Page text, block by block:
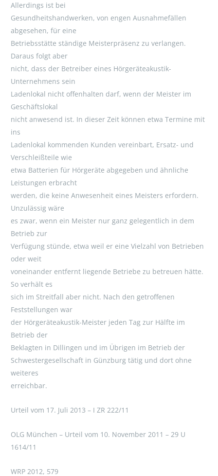
Allerdings ist bei
Gesundheitshandwerken, von engen Ausnahmefällen
abgesehen, für eine
Betriebsstätte ständige Meisterpräsenz zu verlangen.
Daraus folgt aber
nicht, dass der Betreiber eines Hörgeräteakustik-
Unternehmens sein
Ladenlokal nicht offenhalten darf, wenn der Meister im
Geschäftslokal
nicht anwesend ist. In dieser Zeit können etwa Termine mit
ins
Ladenlokal kommenden Kunden vereinbart, Ersatz- und
Verschleißteile wie
etwa Batterien für Hörgeräte abgegeben und ähnliche
Leistungen erbracht
werden, die keine Anwesenheit eines Meisters erfordern.
Unzulässig wäre
es zwar, wenn ein Meister nur ganz gelegentlich in dem
Betrieb zur
Verfügung stünde, etwa weil er eine Vielzahl von Betrieben
oder weit
voneinander entfernt liegende Betriebe zu betreuen hätte.
So verhält es
sich im Streitfall aber nicht. Nach den getroffenen
Feststellungen war
der Hörgeräteakustik-Meister jeden Tag zur Hälfte im
Betrieb der
Beklagten in Dillingen und im Übrigen im Betrieb der
Schwestergesellschaft in Günzburg tätig und dort ohne
weiteres
erreichbar.
Urteil vom 17. Juli 2013 – I ZR 222/11
OLG München – Urteil vom 10. November 2011 – 29 U
1614/11
WRP 2012, 579